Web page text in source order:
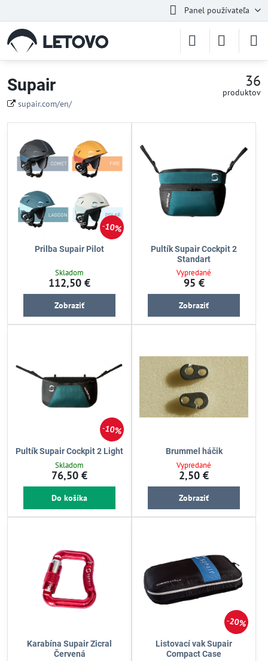
Panel používateľa
Supair
supair.com/en/
36
produktov
10%
Prilba Supair Pilot
Skladom
112,50 €
Zobraziť
Pultík Supair Cockpit 2
Standart
Vypredané
95 €
Zobraziť
10%
Pultík Supair Cockpit 2 Light
Skladom
76,50 €
Do košíka
Brummel háčik
Vypredané
2,50 €
Zobraziť
Karabína Supair Zicral
Červená
20%
Listovací vak Supair
Compact Case